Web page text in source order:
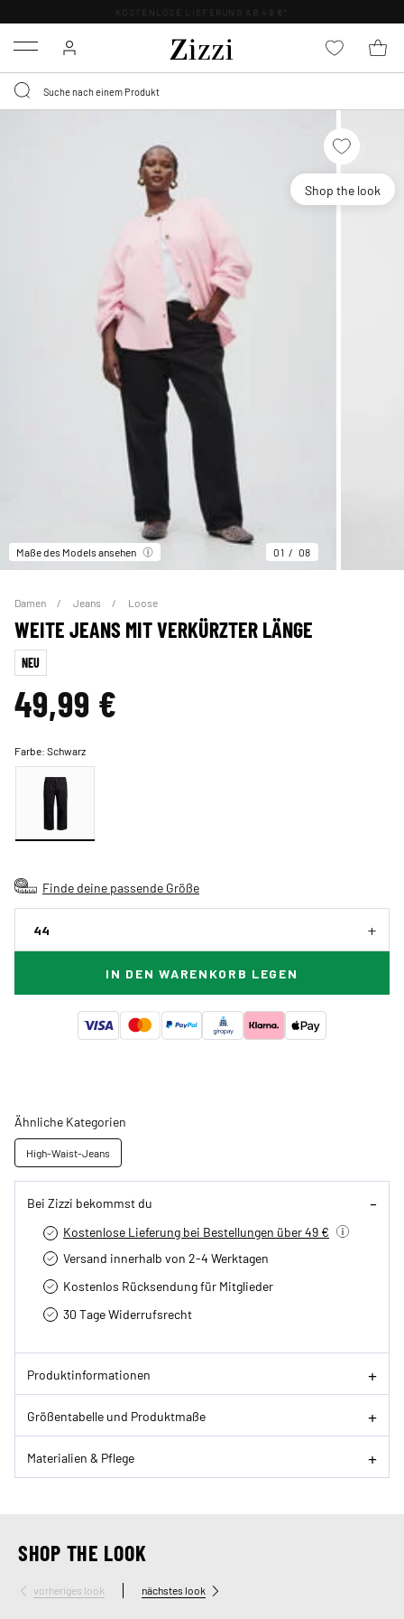
KOSTENLOSE LIEFERUNG AB 49 €*
Menu
Shop the look
Maße des Models ansehen 01 08
Damen Jeans Loose
WEITE JEANS MIT VERKÜRZTER LÄNGE
NEU
49,99 €
Farbe:Schwarz
Finde deine passende Größe
44
IN DEN WARENKORB LEGEN
Ähnliche Kategorien
High-Waist-Jeans
Bei Zizzi bekommst du
Kostenlose Lieferung bei Bestellungen über 49 €
Versand innerhalb von 2-4 Werktagen
Kostenlos Rücksendung für Mitglieder
30 Tage Widerrufsrecht
Produktinformationen
Größentabelle und Produktmaße
Materialien & Pflege
SHOP THE LOOK
vorheriges look nächstes look